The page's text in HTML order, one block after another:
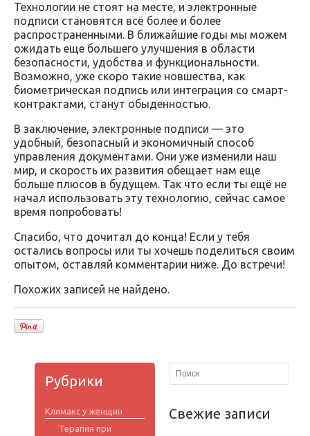
Технологии не стоят на месте, и электронные
подписи становятся всё более и более
распространенными. В ближайшие годы мы можем
ожидать еще большего улучшения в области
безопасности, удобства и функциональности.
Возможно, уже скоро такие новшества, как
биометрическая подпись или интеграция со смарт-
контрактами, станут обыденностью.
В заключение, электронные подписи — это
удобный, безопасный и экономичный способ
управления документами. Они уже изменили наш
мир, и скорость их развития обещает нам еще
больше плюсов в будущем. Так что если ты ещё не
начал использовать эту технологию, сейчас самое
время попробовать!
Спасибо, что дочитал до конца! Если у тебя
остались вопросы или ты хочешь поделиться своим
опытом, оставляй комментарии ниже. До встречи!
Похожих записей не найдено.
Рубрики
Климакс у женщин
Терапия при
Свежие записи